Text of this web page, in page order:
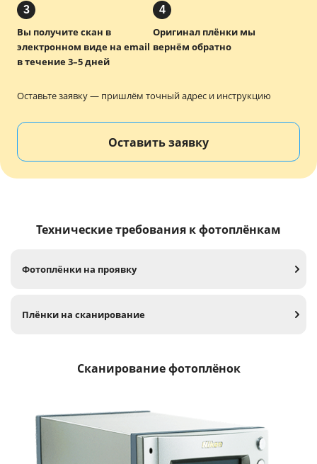
3
Вы получите скан в
электронном виде на email
в течение 3–5 дней
4
Оригинал плёнки мы
вернём обратно
Оставьте заявку — пришлём точный адрес и инструкцию
Оставить заявку
Технические требования к фотоплёнкам
Фотоплёнки на проявку
Плёнки на сканирование
Сканирование фотоплёнок